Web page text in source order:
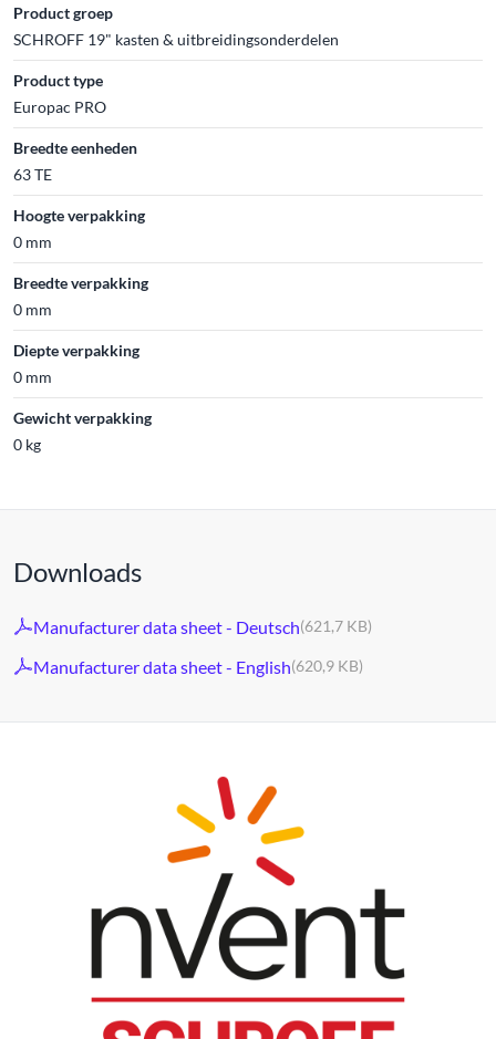
Product groep
SCHROFF 19" kasten & uitbreidingsonderdelen
Product type
Europac PRO
Breedte eenheden
63 TE
Hoogte verpakking
0 mm
Breedte verpakking
0 mm
Diepte verpakking
0 mm
Gewicht verpakking
0 kg
Downloads
Manufacturer data sheet - Deutsch(621,7 KB)
Manufacturer data sheet - English(620,9 KB)